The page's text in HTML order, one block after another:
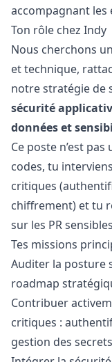
accompagnant les
Ton rôle chez Indy
Nous cherchons
et technique,
notre stratégie de
sécurité
données et
Ce poste n’est
codes, tu
critiques
chiffrement) et tu
sur les PR
Tes missions
Auditer la posture
roadmap
Contribuer
critiques :
gestion des secrets